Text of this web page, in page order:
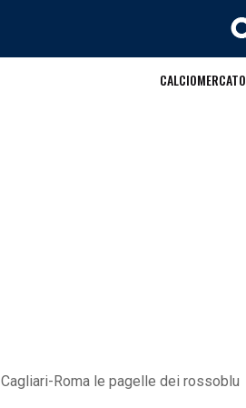
CALCIOMERCATO
Cagliari-Roma le pagelle dei rossoblu